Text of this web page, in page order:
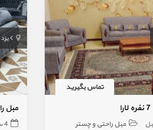
تماس بگیرید
مبل راحتی و چستر
یزد
مبل راحتی
4 سال قبل